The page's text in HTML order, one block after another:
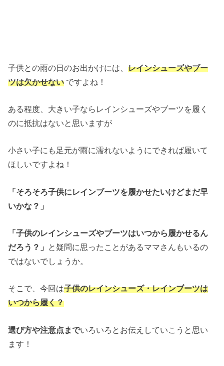
子供との雨の日のお出かけには、レインシューズやブー
ツは欠かせない ですよね！
ある程度、大きい子ならレインシューズやブーツを履く
のに抵抗はないと思いますが
小さい子にも足元が雨に濡れないようにできれば履いて
ほしいですよね！
「そろそろ子供にレインブーツを履かせたいけどまだ早
いかな？」
「子供のレインシューズやブーツはいつから履かせるん
だろう？」 と疑問に思ったことがあるママさんもいるの
ではないでしょうか。
そこで、今回は子供のレインシューズ・レインブーツは
いつから履く？
選び方や注意点までいろいろとお伝えしていこうと思い
ます！